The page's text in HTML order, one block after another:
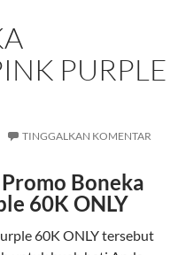
PURPLE
TINGGALKAN KOMENTAR
Boneka
60K ONLY
60K ONLY tersebut